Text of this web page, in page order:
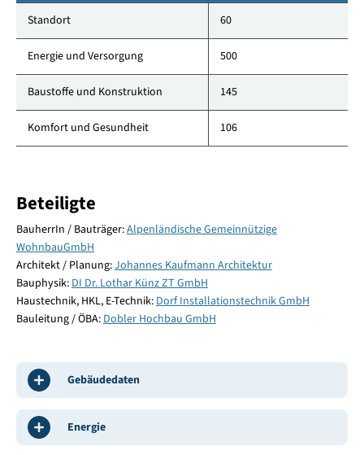
Standort 60
Energie und Versorgung 500
Baustoffe und Konstruktion 145
Komfort und Gesundheit 106
Beteiligte
BauherrIn / Bauträger:Alpenländische Gemeinnützige
WohnbauGmbH
Architekt / Planung:Johannes Kaufmann Architektur
Bauphysik: DI Dr. Lothar Künz ZT GmbH
Haustechnik, HKL, E-Technik: Dorf Installationstechnik GmbH
Bauleitung / ÖBA: Dobler Hochbau GmbH
Gebäudedaten
Energie